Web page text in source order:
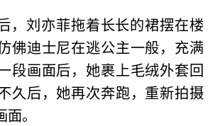
，刘亦菲拖着长长的裙摆在楼
佛迪士尼在逃公主一般，充满
段画面后，她裹上毛绒外套回
久后，她再次奔跑，重新拍摄
。